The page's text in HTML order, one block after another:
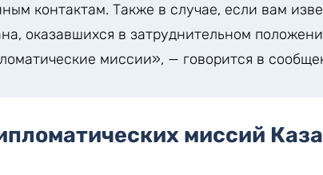
контактам. Также в случае, если вам
оказавшихся в затруднительном
миссии», — говорится в
миссий